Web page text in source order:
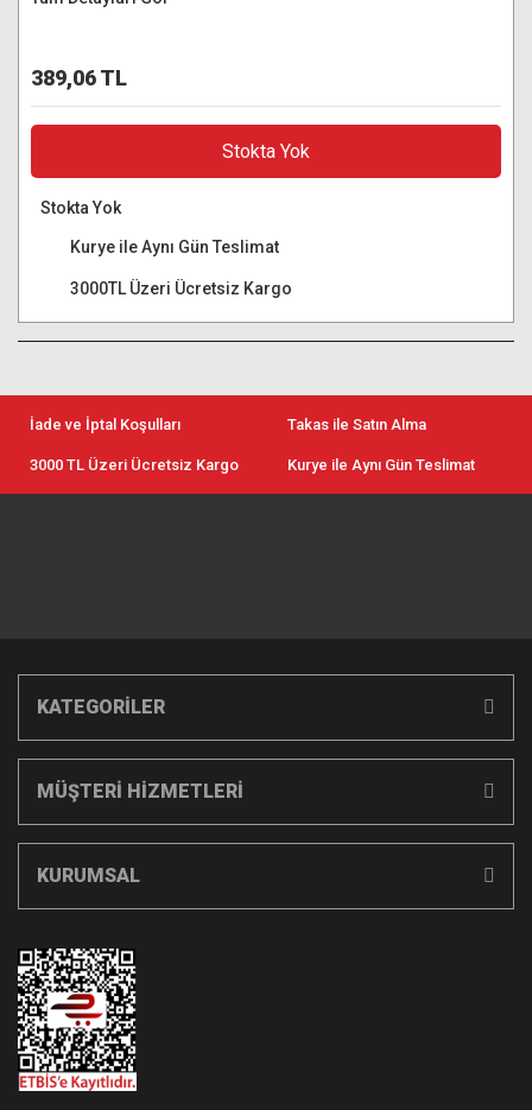
389,06 TL
Stokta Yok
Stokta Yok
Kurye ile Aynı Gün Teslimat
3000TL Üzeri Ücretsiz Kargo
İade ve İptal Koşulları Takas ile Satın Alma
3000 TL Üzeri Ücretsiz Kargo Kurye ile Aynı Gün Teslimat
KATEGORİLER
MÜŞTERİ HİZMETLERİ
KURUMSAL